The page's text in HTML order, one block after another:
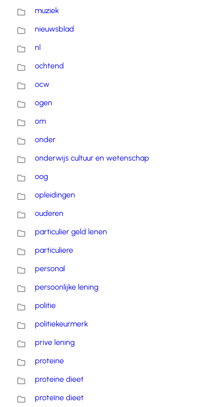
muziek
nieuwsblad
nl
ochtend
ocw
ogen
om
onder
onderwijs cultuur en wetenschap
oog
opleidingen
ouderen
particulier geld lenen
particuliere
personal
persoonlijke lening
politie
politiekeurmerk
prive lening
proteine
proteine dieet
proteïne dieet